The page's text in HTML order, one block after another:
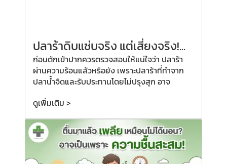
ปลาร้าดิบแซ่บจริง แต่เสี่ยงจริง!...
ก่อนตักเข้าปากควรตรวจสอบให้แน่ใจว่า ปลาร้า
ผ่านความร้อนแล้วหรือยัง เพราะปลาร้าที่ทำจาก
ปลาน้ำจืดและรับประทานโดยไม่ปรุงสุก อาจ
ดูเพิ่มเติม >